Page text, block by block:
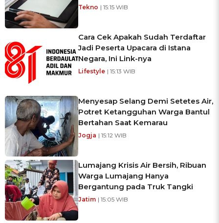
Tekno | 15:15 WIB
Cara Cek Apakah Sudah Terdaftar
Jadi Peserta Upacara di Istana
Negara, Ini Link-nya
Lifestyle | 15:13 WIB
Menyesap Selang Demi Setetes Air,
Potret Ketangguhan Warga Bantul
Bertahan Saat Kemarau
Jogja | 15:12 WIB
Lumajang Krisis Air Bersih, Ribuan
Warga Lumajang Hanya
Bergantung pada Truk Tangki
Jatim | 15:05 WIB